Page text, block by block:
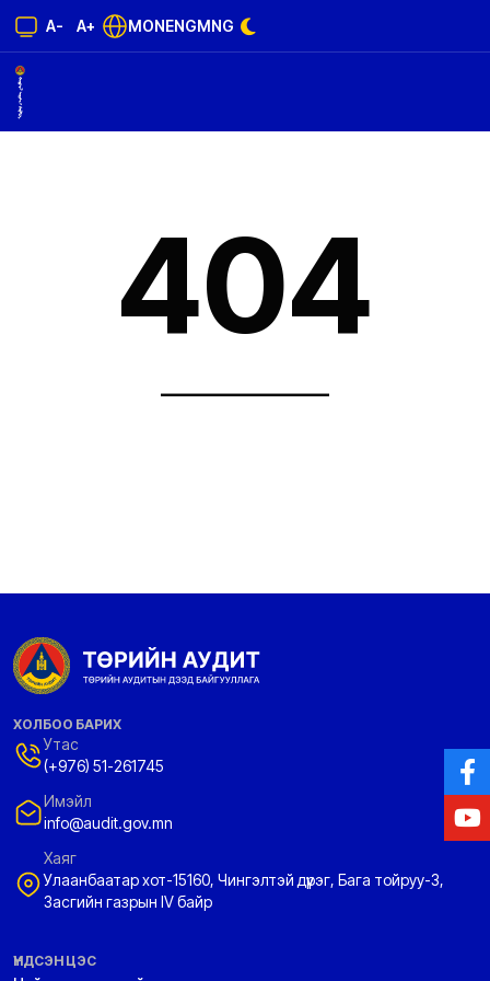
A- A+ MONENGMNG
404
______________
ХОЛБОО БАРИХ
Утас
(+976) 51-261745
Имэйл
info@audit.gov.mn
Хаяг
Улаанбаатар хот-15160, Чингэлтэй дүүрэг, Бага тойруу-3,
Засгийн газрын IV байр
ҮНДСЭН ЦЭС